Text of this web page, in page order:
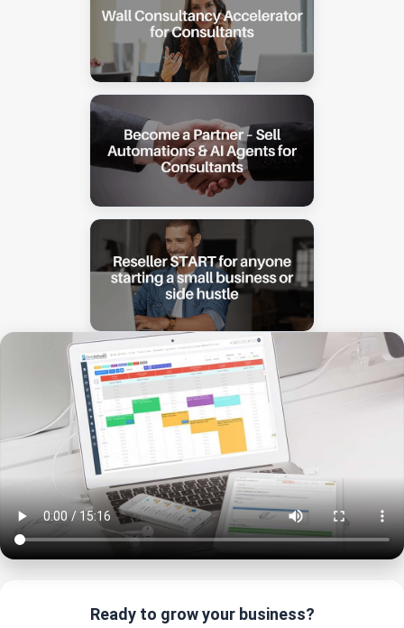
Ready to grow your business?